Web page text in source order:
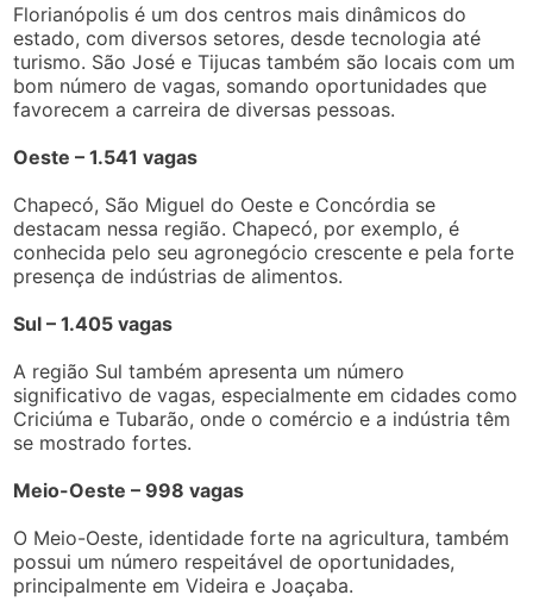
Florianópolis é um dos centros mais dinâmicos do
estado, com diversos setores, desde tecnologia até
turismo. São José e Tijucas também são locais com um
bom número de vagas, somando oportunidades que
favorecem a carreira de diversas pessoas.
Oeste – 1.541 vagas
Chapecó, São Miguel do Oeste e Concórdia se
destacam nessa região. Chapecó, por exemplo, é
conhecida pelo seu agronegócio crescente e pela forte
presença de indústrias de alimentos.
Sul – 1.405 vagas
A região Sul também apresenta um número
significativo de vagas, especialmente em cidades como
Criciúma e Tubarão, onde o comércio e a indústria têm
se mostrado fortes.
Meio-Oeste – 998 vagas
O Meio-Oeste, identidade forte na agricultura, também
possui um número respeitável de oportunidades,
principalmente em Videira e Joaçaba.